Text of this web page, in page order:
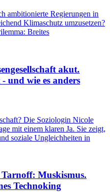
ambitionierte Regierungen in
Klimaschutz umzusetzen?
Breites
akut.
und wie es anders
Die Soziologin Nicole
mit einem klaren Ja. Sie zeigt,
soziale Ungleichheiten in
Muskismus.
Technoking